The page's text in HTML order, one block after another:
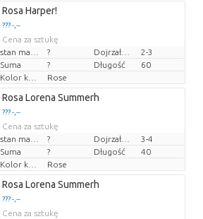
Rosa Harper!
??? -,--
Cena za sztukę
?
2-3
Suma
? Długość
60
Kolor kwiatów
Rose
Rosa Lorena Summerh
??? -,--
Cena za sztukę
?
3-4
Suma
? Długość
40
Kolor kwiatów
Rose
Rosa Lorena Summerh
??? -,--
Cena za sztukę